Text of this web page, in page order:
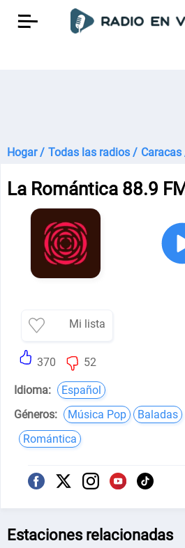
Hogar / Todas las radios /
La Romántica 88.9 FM
Mi lista
370 52
Idioma:
Español
Géneros:
Música Pop
Baladas
Romántica
Estaciones relacionadas